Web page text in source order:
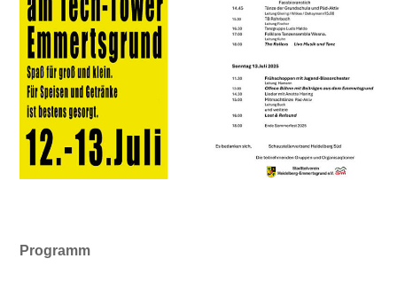
Programm